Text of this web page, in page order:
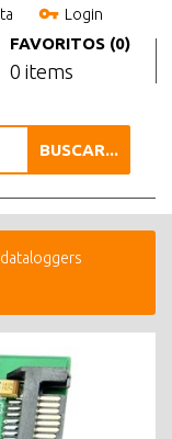
Login
FAVORITOS (0)
0 items
BUSCAR...